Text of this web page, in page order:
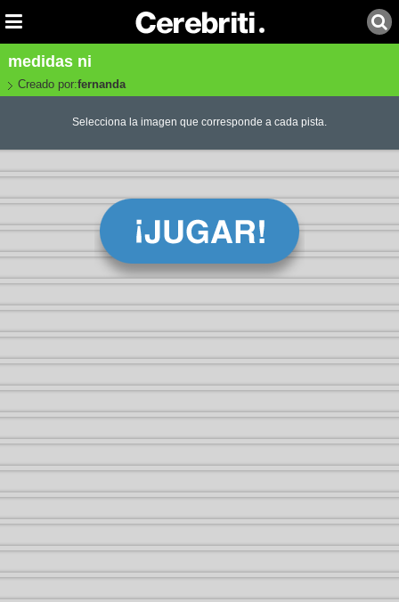
medidas ni
Creado por:fernanda
Selecciona la imagen que corresponde a cada pista.